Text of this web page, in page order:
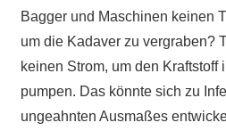
Bagger und Maschinen keinen
um die Kadaver zu vergraben?
keinen Strom, um den Kraftstoff
pumpen. Das könnte sich zu
ungeahnten Ausmaßes